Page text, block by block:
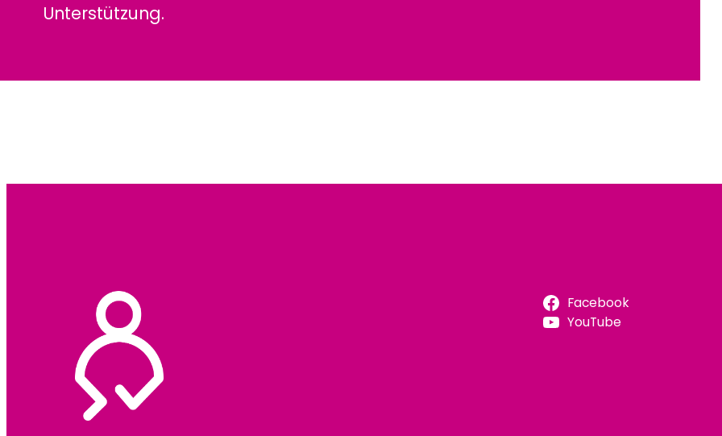
Unterstützung.
Facebook
YouTube